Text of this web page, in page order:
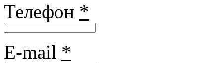
Телефон *
E-mail *